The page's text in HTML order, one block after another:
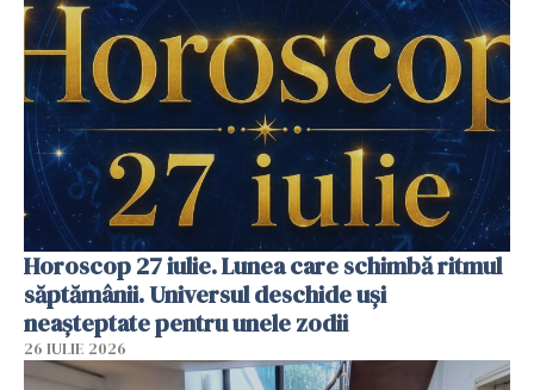
Horoscop 27 iulie. Lunea care schimbă ritmul
săptămânii. Universul deschide uși
neașteptate pentru unele zodii
26 IULIE 2026